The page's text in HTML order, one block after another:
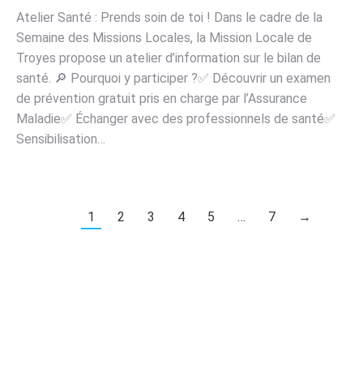
Atelier Santé : Prends soin de toi ! Dans le cadre de la
Semaine des Missions Locales, la Mission Locale de
Troyes propose un atelier d’information sur le bilan de
santé. 🔎 Pourquoi y participer ?✅ Découvrir un examen
de prévention gratuit pris en charge par l’Assurance
Maladie✅ Échanger avec des professionnels de santé✅
Sensibilisation…
1 2 3 4 5 … 7 →